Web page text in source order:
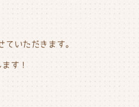
いただきます。
す！